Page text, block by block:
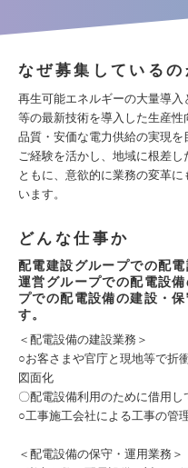
なぜ募集しているの
再生可能エネルギーの大量導
等の最新技術を導入した生産
品質・安価な電力供給の実現
ご経験を活かし、地域に根差
ともに、意欲的に業務の変革
います。
どんな仕事か
配電建設グループでの配
運営グループでの配電設
プでの配電設備の建設・
す。
＜配電設備の建設業務＞
○お客さまや官庁と現地等で折
図面化
〇配電設備利用のために借用
○工事施工会社による工事の
＜配電設備の保守・運用業務＞